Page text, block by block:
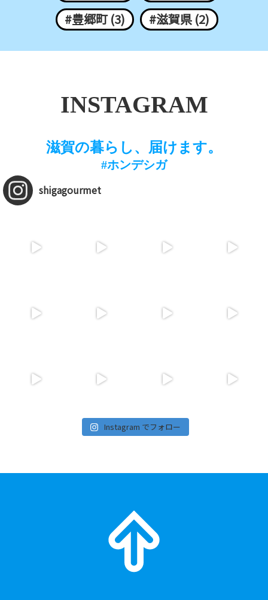
#豊郷町 (3)
#滋賀県 (2)
INSTAGRAM
滋賀の暮らし、届けます。
#ホンデシガ
shigagourmet
Instagram でフォロー